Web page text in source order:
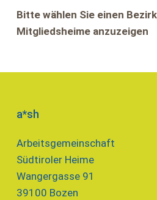
Bitte wählen Sie einen
Mitgliedsheime anzuzeigen
a*sh
Arbeitsgemeinschaft
Südtiroler Heime
Wangergasse 91
39100 Bozen